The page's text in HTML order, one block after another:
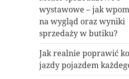
wystawowe – jak
na wygląd oraz wyniki
sprzedaży w butiku?
Jak realnie poprawić
jazdy pojazdem